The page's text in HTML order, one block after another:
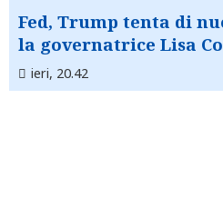
Fed, Trump tenta di
la governatrice Lisa
ieri, 20.42